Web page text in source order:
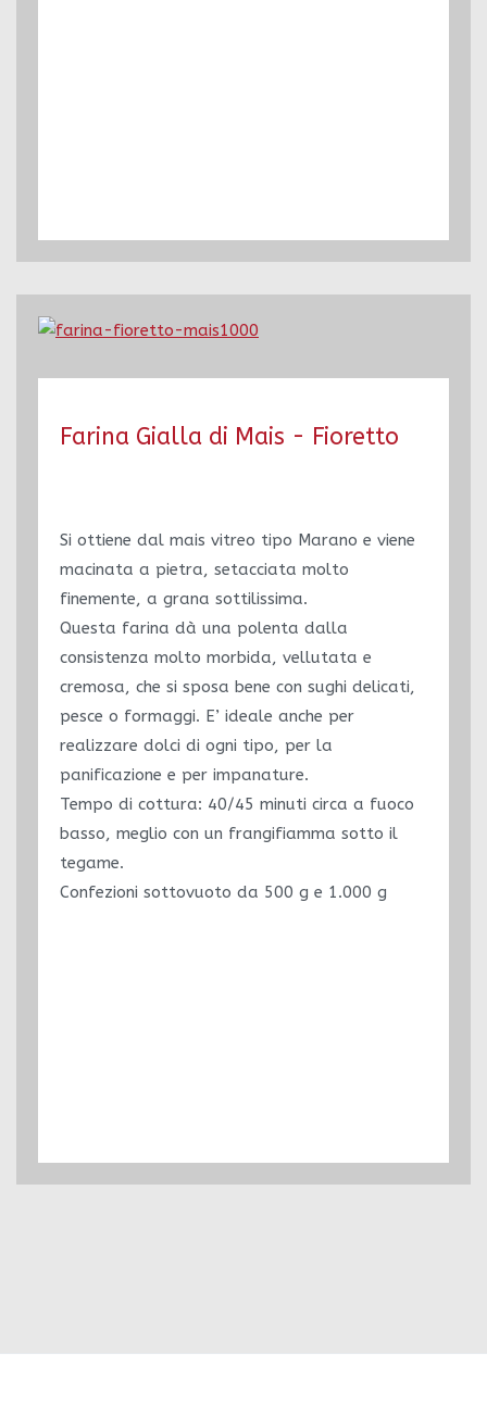
Farina Gialla di Mais - Fioretto
Si ottiene dal mais vitreo tipo Marano e viene
macinata a pietra, setacciata molto
finemente, a grana sottilissima.
Questa farina dà una polenta dalla
consistenza molto morbida, vellutata e
cremosa, che si sposa bene con sughi delicati,
pesce o formaggi. E’ ideale anche per
realizzare dolci di ogni tipo, per la
panificazione e per impanature.
Tempo di cottura: 40/45 minuti circa a fuoco
basso, meglio con un frangifiamma sotto il
tegame.
Confezioni sottovuoto da 500 g e 1.000 g